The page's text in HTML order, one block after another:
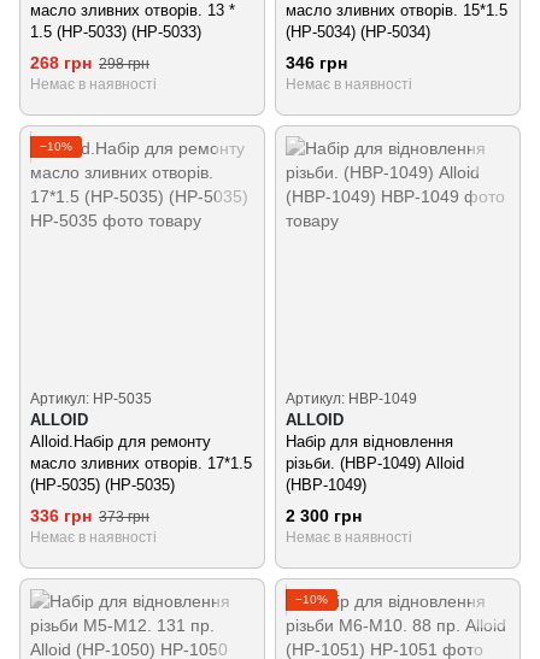
масло зливних отворів. 13 *
1.5 (НР-5033) (НР-5033)
268 грн 298 грн
Немає в наявності
масло зливних отворів. 15*1.5
(НР-5034) (НР-5034)
346 грн
Немає в наявності
−10%
Артикул: НР-5035
ALLOID
Alloid.Набір для ремонту
масло зливних отворів. 17*1.5
(НР-5035) (НР-5035)
336 грн 373 грн
Немає в наявності
Артикул: НВР-1049
ALLOID
Набір для відновлення
різьби. (НВР-1049) Alloid
(НВР-1049)
2 300 грн
Немає в наявності
−10%